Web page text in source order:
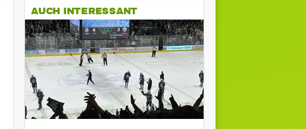
AUCH INTERESSANT